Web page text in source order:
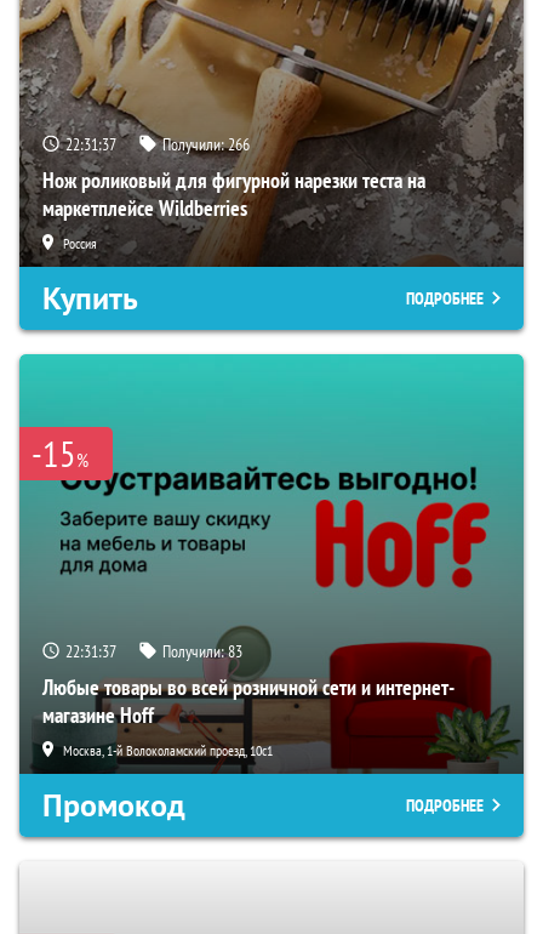
22:31:36 Получили:266
Нож роликовый для фигурной нарезки теста на
маркетплейсе Wildberries
Россия
Купить ПОДРОБНЕЕ
-15%
22:31:36 Получили:83
Любые товары во всей розничной сети и интернет-
магазине Hoff
Москва, 1-й Волоколамский проезд, 10с1
Промокод ПОДРОБНЕЕ